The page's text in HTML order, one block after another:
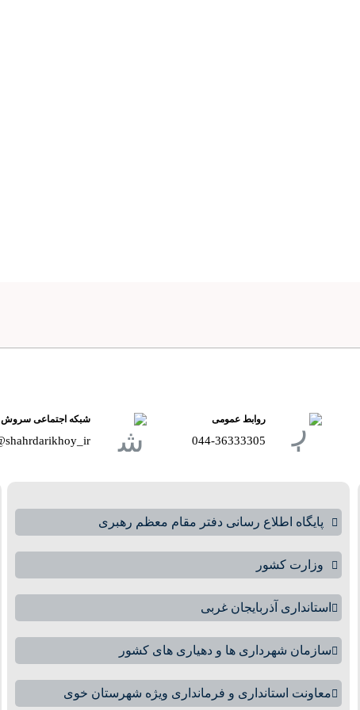
روابط عمومی
044-36333305
شبکه اجتماعی سروش
shahrdarikhoy_ir@
پایگاه اطلاع رسانی دفتر مقام معظم رهبری
وزارت کشور
استانداری آذربایجان غربی
سازمان شهرداری ها و دهیاری های کشور
معاونت استانداری و فرمانداری ویژه شهرستان خوی